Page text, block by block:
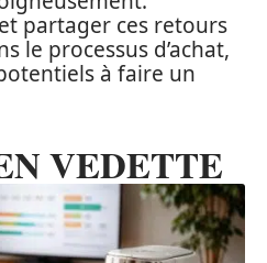
partager ces retours
le processus d’achat,
à faire un
VEDETTE